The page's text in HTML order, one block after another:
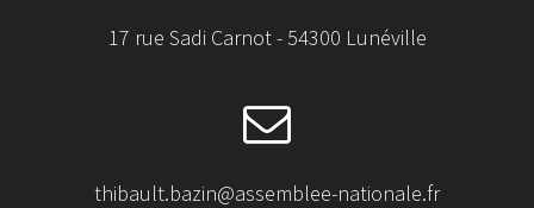
17 rue Sadi Carnot - 54300 Lunéville
thibault.bazin@assemblee-nationale.fr